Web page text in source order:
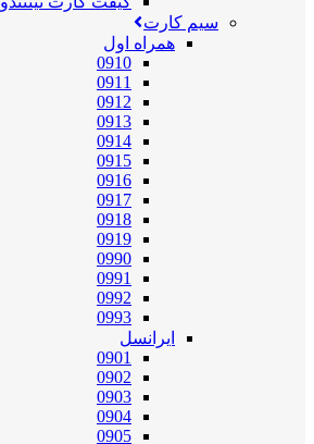
سیم کارت
همراه اول
0910
0911
0912
0913
0914
0915
0916
0917
0918
0919
0990
0991
0992
0993
ایرانسل
0901
0902
0903
0904
0905